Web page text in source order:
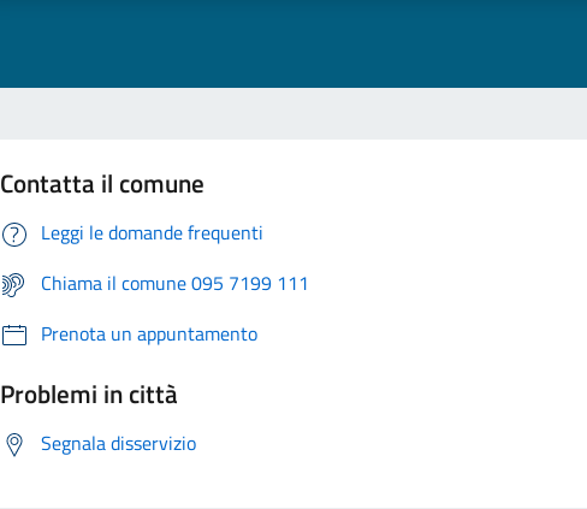
Contatta il comune
Leggi le domande frequenti
Chiama il comune 095 7199 111
Prenota un appuntamento
Problemi in città
Segnala disservizio